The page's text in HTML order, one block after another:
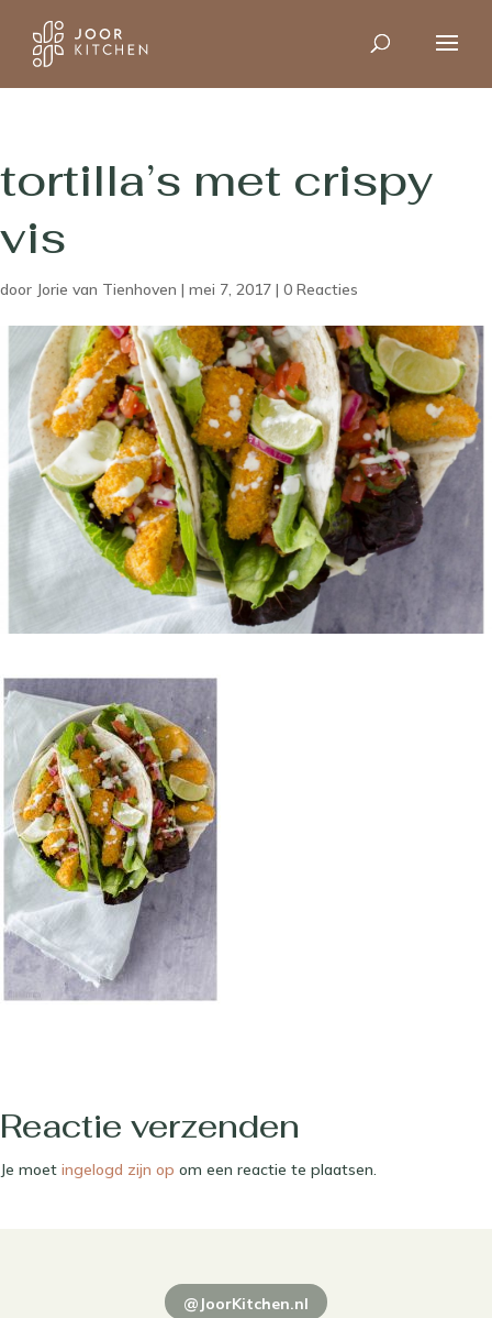
tortilla’s met crispy
vis
door Jorie van Tienhoven | mei 7, 2017 | 0 Reacties
Reactie verzenden
Je moet ingelogd zijn op om een reactie te plaatsen.
@JoorKitchen.nl